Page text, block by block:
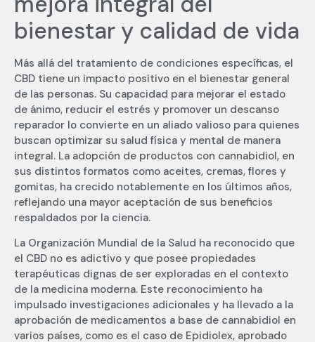
bienestar y calidad de vida
Más allá del tratamiento de condiciones específicas, el
CBD tiene un impacto positivo en el bienestar general
de las personas. Su capacidad para mejorar el estado
de ánimo, reducir el estrés y promover un descanso
reparador lo convierte en un aliado valioso para quienes
buscan optimizar su salud física y mental de manera
integral. La adopción de productos con cannabidiol, en
sus distintos formatos como aceites, cremas, flores y
gomitas, ha crecido notablemente en los últimos años,
reflejando una mayor aceptación de sus beneficios
respaldados por la ciencia.
La Organización Mundial de la Salud ha reconocido que
el CBD no es adictivo y que posee propiedades
terapéuticas dignas de ser exploradas en el contexto
de la medicina moderna. Este reconocimiento ha
impulsado investigaciones adicionales y ha llevado a la
aprobación de medicamentos a base de cannabidiol en
varios países, como es el caso de Epidiolex, aprobado